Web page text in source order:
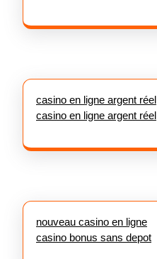
casino en ligne argent réel
casino en ligne argent réel
nouveau casino en ligne
casino bonus sans depot